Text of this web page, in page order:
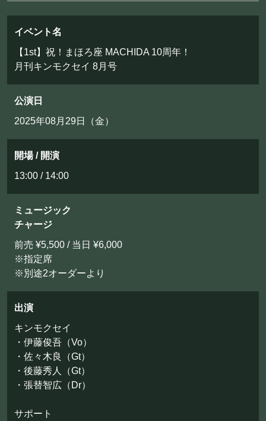
イベント名
【1st】祝！まほろ座 MACHIDA 10周年！
月刊キンモクセイ 8月号
公演日
2025年08月29日（金）
開場 / 開演
13:00 / 14:00
ミュージック
チャージ
前売 ¥5,500 / 当日 ¥6,000
※指定席
※別途2オーダーより
出演
キンモクセイ
・伊藤俊吾（Vo）
・佐々木良（Gt）
・後藤秀人（Gt）
・張替智広（Dr）
サポート